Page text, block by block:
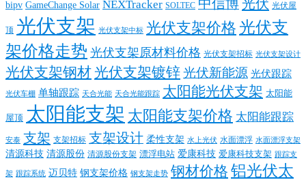
bipv GameChange Solar NEXTracker SOLTEC 中信博光伏 光伏屋
顶 光伏支架 光伏支架中标 光伏支架价格 光伏支
架价格走势 光伏支架原材料价格 光伏支架招标 光伏支架设计
光伏支架钢材光伏支架镀锌光伏新能源 光伏跟踪
光伏车棚 单轴跟踪 天合光能 天合光能跟踪 太阳能光伏支架 太阳能
屋顶 太阳能支架 太阳能支架价格 太阳能跟踪
安泰 支架 支架招标 支架设计 柔性支架 水上光伏 水面漂浮 水面漂浮支架
清源科技 清源股份 清源股份支架 漂浮电站 爱康科技 爱康科技支架 跟踪支
架 跟踪系统 迈贝特 钢支架价格 钢支架走势 钢材价格 铝光伏太